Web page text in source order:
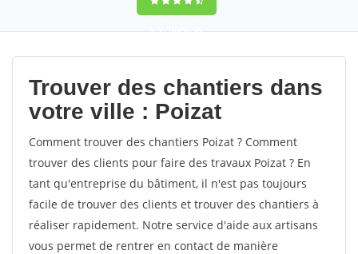
9,5(100%)39
votes
Trouver des chantiers dans
votre ville : Poizat
Comment trouver des chantiers Poizat ? Comment
trouver des clients pour faire des travaux Poizat ? En
tant qu'entreprise du bâtiment, il n'est pas toujours
facile de trouver des clients et trouver des chantiers à
réaliser rapidement. Notre service d'aide aux artisans
vous permet de rentrer en contact de manière